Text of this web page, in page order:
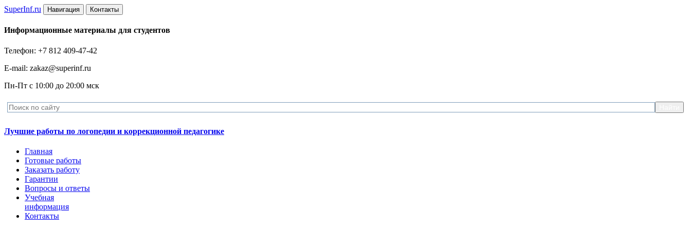
SuperInf.ru Навигация Контакты
Информационные материалы для студентов
Телефон: +7 812 409-47-42
E-mail: zakaz@superinf.ru
Пн-Пт с 10:00 до 20:00 мск
Лучшие работы по логопедии и коррекционной педагогике
Главная
Готовые работы
Заказать работу
Гарантии
Вопросы и ответы
Учебная
информация
Контакты